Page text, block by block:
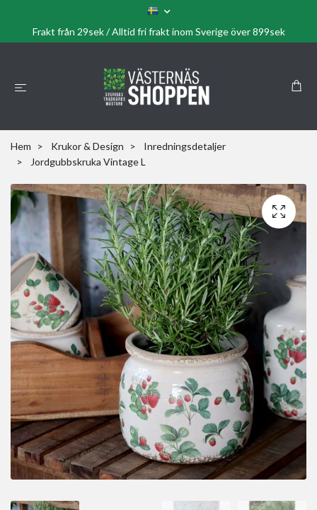
Frakt från 29sek / Alltid fri frakt inom Sverige över 899sek
Hem Krukor & Design
Inredningsdetaljer
Jordgubbskruka Vintage L